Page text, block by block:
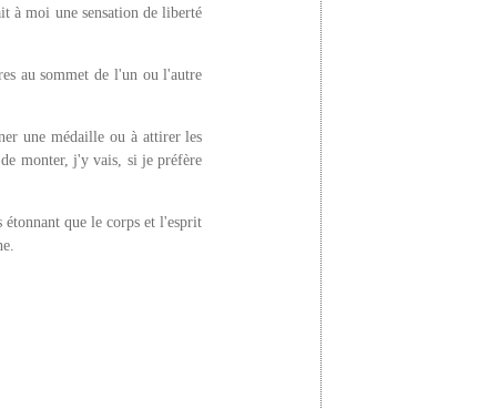
à moi une sensation de liberté
au sommet de l'un ou l'autre
une médaille ou à attirer les
de monter, j'y vais, si je préfère
que le corps et l'esprit